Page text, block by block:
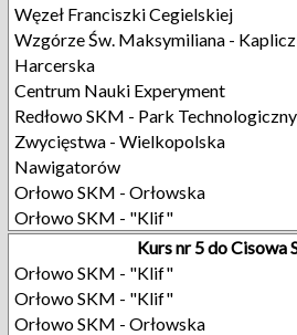
Węzeł Franciszki Cegielskiej
Wzgórze Św. Maksymiliana -
Harcerska
Centrum Nauki Experyment
Redłowo SKM - Park Technologiczny
Zwycięstwa - Wielkopolska
Nawigatorów
Orłowo SKM - Orłowska
Orłowo SKM - "Klif"
Kurs nr 5 do Cisowa
Orłowo SKM - "Klif"
Orłowo SKM - "Klif"
Orłowo SKM - Orłowska